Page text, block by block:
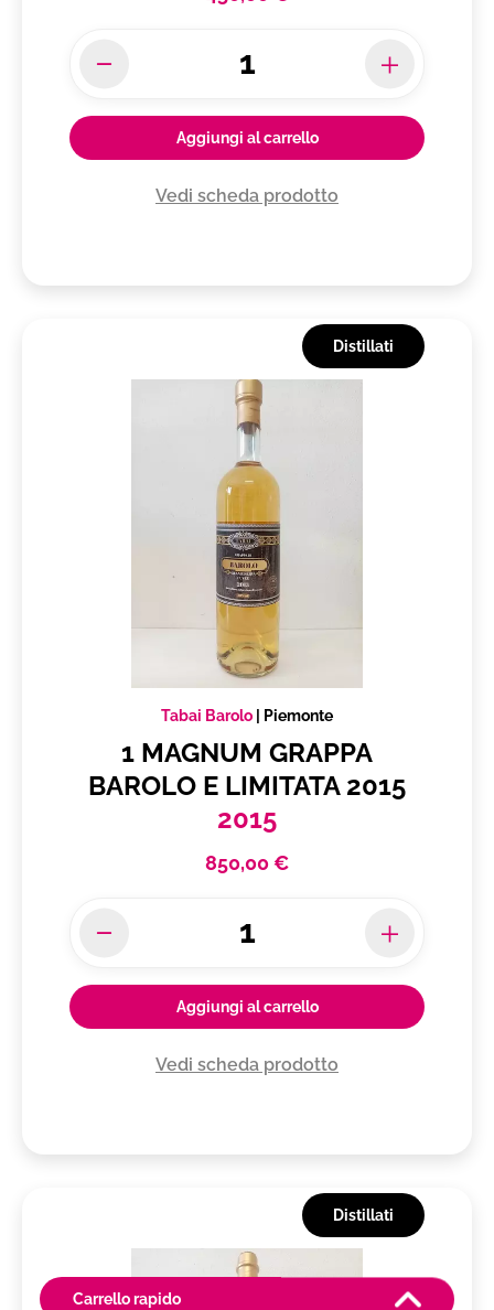
Aggiungi al carrello
Vedi scheda prodotto
Distillati
Tabai Barolo Piemonte
1 MAGNUM GRAPPA
BAROLO E LIMITATA 2015
2015
850,00 €
Aggiungi al carrello
Vedi scheda prodotto
Distillati
Carrello rapido